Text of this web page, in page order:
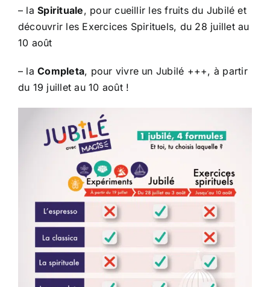
– laSpirituale, pour cueillir les fruits du Jubilé et
découvrir les Exercices Spirituels, du 28 juillet au
10 août
– laCompleta, pour vivre un Jubilé +++, à partir
du 19 juillet au 10 août !